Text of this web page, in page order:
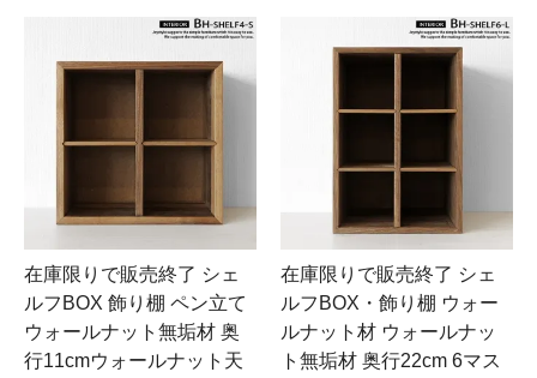
在庫限りで販売終了 シェ
ルフBOX 飾り棚 ペン立て
ウォールナット無垢材 奥
行11cmウォールナット天
在庫限りで販売終了 シェ
ルフBOX・飾り棚 ウォー
ルナット材 ウォールナッ
ト無垢材 奥行22cm 6マス